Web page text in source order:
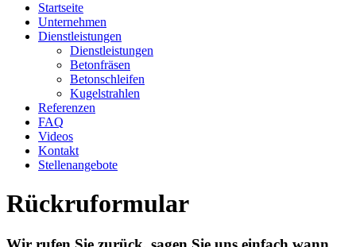
Startseite
Unternehmen
Dienstleistungen
Dienstleistungen
Betonfräsen
Betonschleifen
Kugelstrahlen
Referenzen
FAQ
Videos
Kontakt
Stellenangebote
Rückruformular